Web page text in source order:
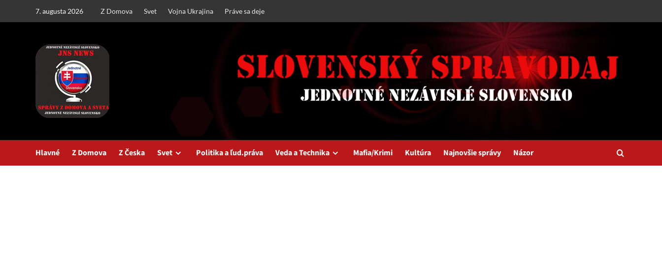
7. augusta 2026 Z Domova Svet Vojna Ukrajina Práve sa deje
Hlavné Z Domova Z Česka Svet Politika a ľud.práva Veda a Technika Mafia/Krimi Kultúra Najnovšie správy Názor